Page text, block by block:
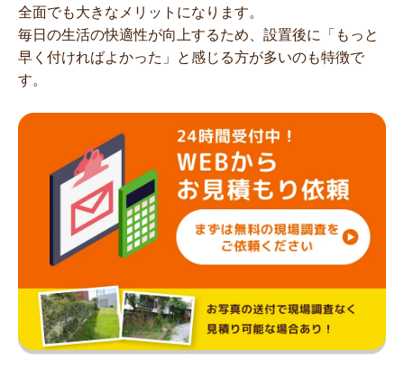
全面でも大きなメリットになります。
毎日の生活の快適性が向上するため、設置後に「もっと
早く付ければよかった」と感じる方が多いのも特徴で
す。